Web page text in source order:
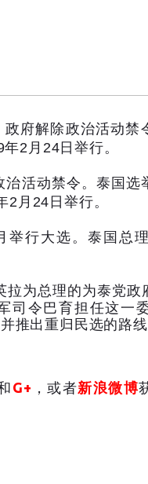
府解除政治活动禁
年2 月 24 日举行。
治活动禁令。泰国
2 月 24 日举行。
举行大选。泰国总
为总理的为泰党政
司令巴育担任这一
推出重归民选的路线
G+ ，或者新浪微博